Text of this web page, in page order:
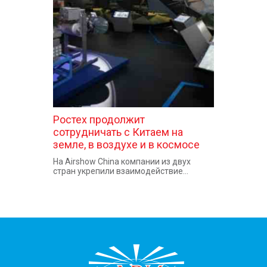
КОНТАКТЫ
Ростех продолжит
сотрудничать с Китаем на
земле, в воздухе и в космосе
На Airshow China компании из двух
стран укрепили взаимодействие...